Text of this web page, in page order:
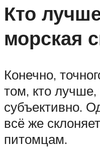
Кто
морская
Конечно,
том, кто лучше,
субъективно.
всё же
питомцам.